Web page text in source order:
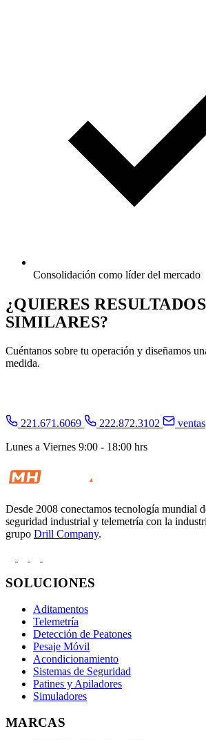
Consolidación como líder del mercado
¿QUIERESRESULTADOS
SIMILARES?
Cuéntanos sobre tu operación y diseñamos
medida.
221.671.6069 222.872.3102
Lunes a Viernes 9:00 - 18:00 hrs
Desde 2008 conectamos tecnología mundial
seguridad industrial y telemetría con la
grupo Drill Company.
SOLUCIONES
Aditamentos
Telemetría
Detección de Peatones
Pesaje Móvil
Acondicionamiento
Sistemas de Seguridad
Patines y Apiladores
Simuladores
MARCAS